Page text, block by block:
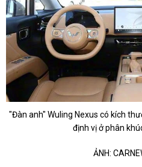
"Đàn anh" Wuling Nexus có kích
định vị ở phân
ẢNH: